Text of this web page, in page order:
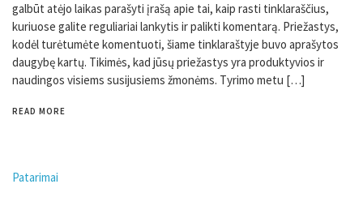
galbūt atėjo laikas parašyti įrašą apie tai, kaip rasti tinklaraščius,
kuriuose galite reguliariai lankytis ir palikti komentarą. Priežastys,
kodėl turėtumėte komentuoti, šiame tinklaraštyje buvo aprašytos
daugybę kartų. Tikimės, kad jūsų priežastys yra produktyvios ir
naudingos visiems susijusiems žmonėms. Tyrimo metu […]
READ MORE
Patarimai